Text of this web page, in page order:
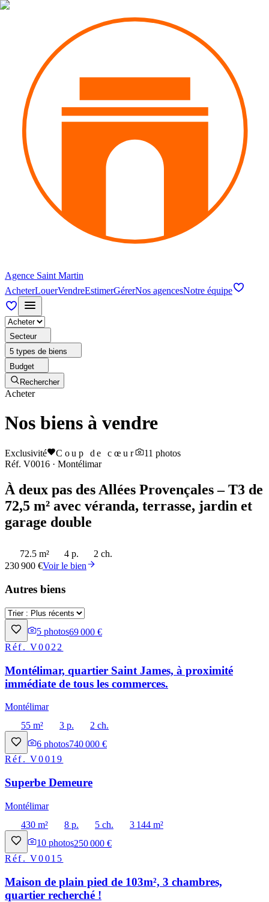
Agence Saint Martin
AcheterLouerVendreEstimerGérerNos agencesNotre équipe
Secteur
5 types de biens
Budget
Rechercher
Acheter
Nos biens à vendre
Exclusivité Coup de cœur 11 photos
Réf. V0016 · Montélimar
À deux pas des Allées Provençales – T3 de
72,5 m² avec véranda, terrasse, jardin et
garage double
72.5 m² 4 p.
2 ch.
230 900 €Voir le bien
Autres biens
5 photos69 000 €
Réf.V0022
Montélimar, quartier Saint James, à proximité
immédiate de tous les commerces.
Montélimar
55 m²
3 p.
2 ch.
6 photos740 000 €
Réf.V0019
Superbe Demeure
Montélimar
430 m²
8 p. 5 ch.
3 144 m²
10 photos250 000 €
Réf.V0015
Maison de plain pied de 103m², 3 chambres,
quartier recherché !